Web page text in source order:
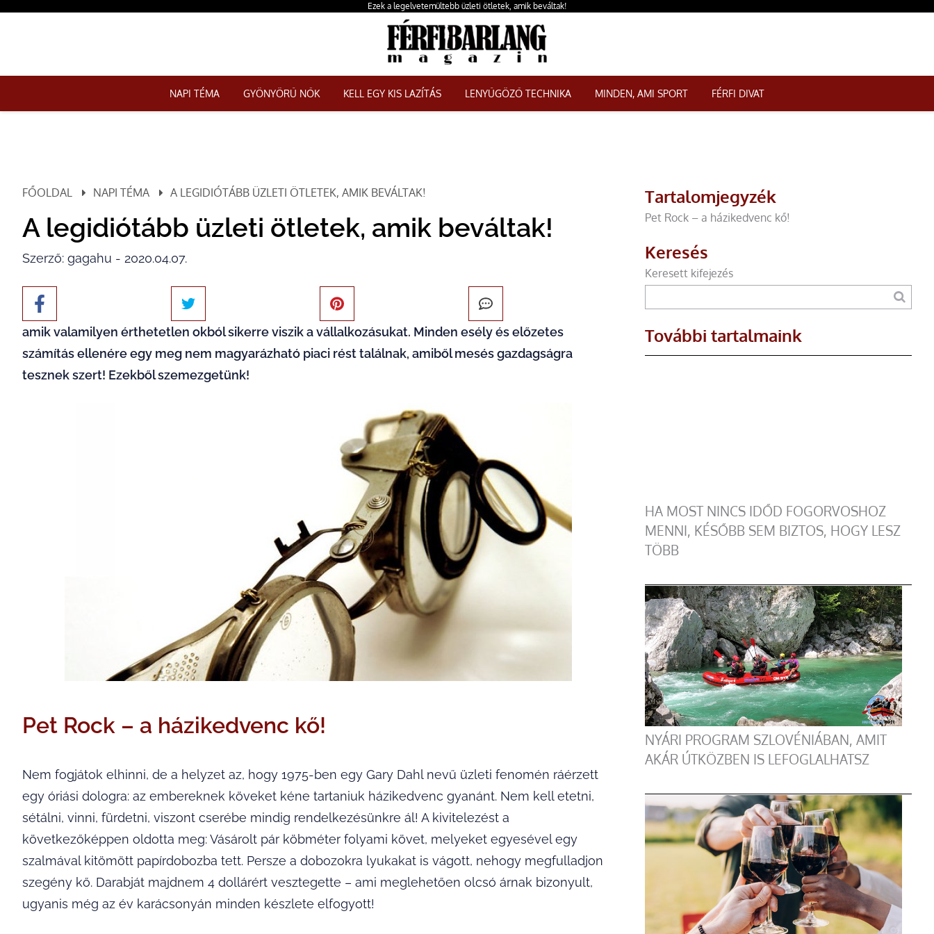
Ezek a legelvetemültebb üzleti ötletek, amik beváltak!
NAPI TÉMA GYÖNYÖRŰ NŐK KELL EGY KIS LAZÍTÁS LENYŰGÖZŐ TECHNIKA MINDEN, AMI SPORT FÉRFI DIVAT
FŐOLDAL NAPI TÉMA A LEGIDIÓTÁBB ÜZLETI ÖTLETEK, AMIK BEVÁLTAK!
A legidiótább üzleti ötletek, amik beváltak!
Szerző: gagahu - 2020.04.07.
amik valamilyen érthetetlen okból sikerre viszik a vállalkozásukat. Minden esély és előzetes
számítás ellenére egy meg nem magyarázható piaci rést találnak, amiből mesés gazdagságra
tesznek szert! Ezekből szemezgetünk!
Pet Rock – a házikedvenc kő!
Nem fogjátok elhinni, de a helyzet az, hogy 1975-ben egy Gary Dahl nevű üzleti fenomén ráérzett
egy óriási dologra: az embereknek köveket kéne tartaniuk házikedvenc gyanánt. Nem kell etetni,
sétálni, vinni, fürdetni, viszont cserébe mindig rendelkezésünkre ál! A kivitelezést a
következőképpen oldotta meg: Vásárolt pár köbméter folyami követ, melyeket egyesével egy
szalmával kitömött papírdobozba tett. Persze a dobozokra lyukakat is vágott, nehogy megfulladjon
szegény kő. Darabját majdnem 4 dollárért vesztegette – ami meglehetően olcsó árnak bizonyult,
ugyanis még az év karácsonyán minden készlete elfogyott!
Tartalomjegyzék
Pet Rock – a házikedvenc kő!
Keresés
Keresett kifejezés
További tartalmaink
HA MOST NINCS IDŐD FOGORVOSHOZ
MENNI, KÉSŐBB SEM BIZTOS, HOGY LESZ
TÖBB
NYÁRI PROGRAM SZLOVÉNIÁBAN, AMIT
AKÁR ÚTKÖZBEN IS LEFOGLALHATSZ